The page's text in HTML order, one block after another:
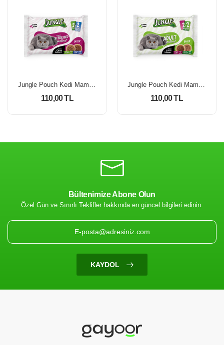
110,00 TL 110,00 TL
Bültenimize Abone Olun
Özel Gün ve Sınırlı Teklifler hakkında en güncel bilgileri edinin.
KAYDOL